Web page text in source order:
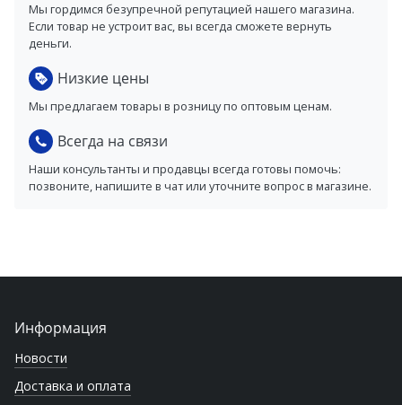
Мы гордимся безупречной репутацией нашего магазина.
Если товар не устроит вас, вы всегда сможете вернуть
деньги.
Низкие цены
Мы предлагаем товары в розницу по оптовым ценам.
Всегда на связи
Наши консультанты и продавцы всегда готовы помочь:
позвоните, напишите в чат или уточните вопрос в магазине.
Информация
Новости
Доставка и оплата